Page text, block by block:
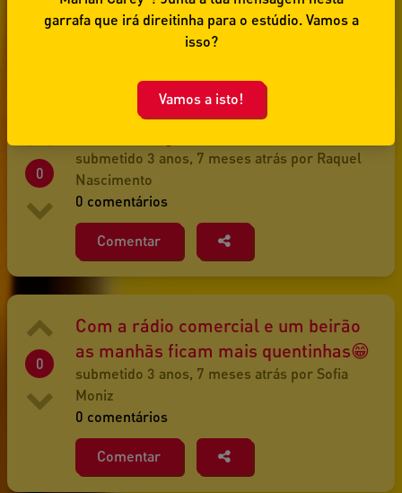
garrafa que irá direitinha para o estúdio. Vamos a
isso?
Vamos a isto!
0 comentários
0
submetido 3 anos, 7 meses atrás por Raquel
Nascimento
0 comentários
Comentar
0
Com a rádio comercial e um beirão
as manhãs ficam mais quentinhas😁
submetido 3 anos, 7 meses atrás por Sofia
Moniz
0 comentários
Comentar